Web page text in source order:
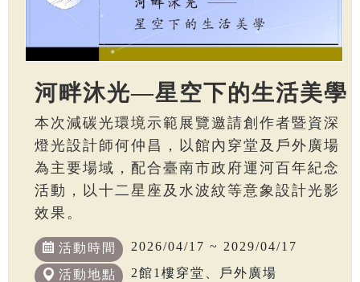
河畔沐光—星空下的生活美學
本次減碳光環境示範展覽邀請創作者暨資深
燈光設計師何仲昌，以館內穿堂及戶外廣場
為主要場域，配合臺南市政府運河百年紀念
活動，以十二星座及水波紋等意象設計光影
效果。
活動時間 2026/04/17 ~ 2029/04/17
活動地點 2館1樓穿堂、戶外廣場